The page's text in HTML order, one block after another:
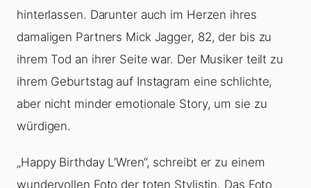
hinterlassen. Darunter auch im Herzen ihres
damaligen Partners Mick Jagger, 82, der bis zu
ihrem Tod an ihrer Seite war. Der Musiker teilt zu
ihrem Geburtstag auf Instagram eine schlichte,
aber nicht minder emotionale Story, um sie zu
würdigen.
„Happy Birthday L’Wren“, schreibt er zu einem
wundervollen Foto der toten Stylistin. Das Foto